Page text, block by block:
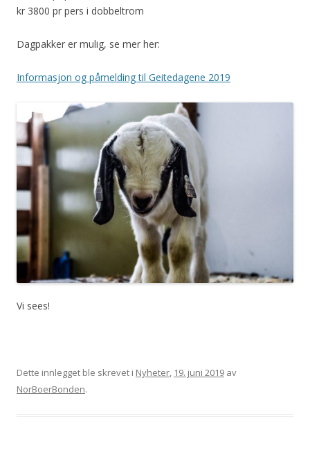
kr 3800 pr pers i dobbeltrom
Dagpakker er mulig, se mer her:
Informasjon og påmelding til Geitedagene 2019
Vi sees!
Dette innlegget ble skrevet i Nyheter, 19. juni 2019 av
NorBoerBonden.